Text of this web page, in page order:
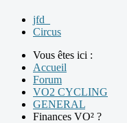
jfd_
Circus
Vous êtes ici :
Accueil
Forum
VO2 CYCLING
GENERAL
Finances VO² ?